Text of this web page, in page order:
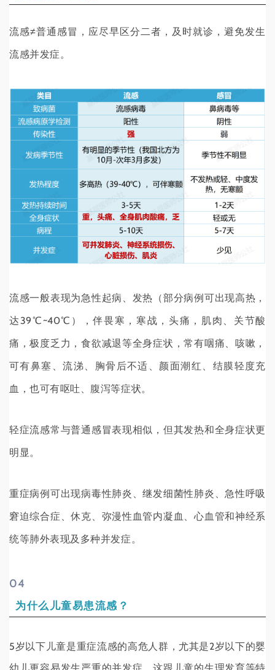
流感≠普通感冒，应尽早区分二者，及时就诊，避免发生
流感并发症。
流感一般表现为急性起病、发热（部分病例可出现高热，
达39℃~40℃），伴畏寒，寒战，头痛，肌肉、关节酸
痛，极度乏力，食欲减退等全身症状，常有咽痛、咳嗽，
可有鼻塞、流涕、胸骨后不适、颜面潮红、结膜轻度充
血，也可有呕吐、腹泻等症状。
轻症流感常与普通感冒表现相似，但其发热和全身症状更
明显。
重症病例可出现病毒性肺炎、继发细菌性肺炎、急性呼吸
窘迫综合症、休克、弥漫性血管内凝血、心血管和神经系
统等肺外表现及多种并发症。
04
为什么儿童易患流感？
5岁以下儿童是重症流感的高危人群，尤其是2岁以下的婴